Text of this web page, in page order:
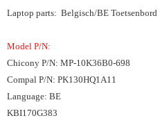
Laptop parts: Belgisch/BE Toetsenbord
Model P/N:
Chicony P/N: MP-10K36B0-698
Compal P/N: PK130HQ1A11
Language: BE
KBI170G383